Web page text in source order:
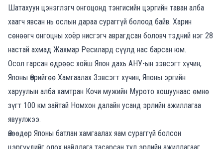
Шатахуун цэнэглэгч онгоцонд тэнгисийн цэргийн таван алба
хаагч явсан нь ослын дараа сураггүй болоод байв. Харин
сөнөөгч онгоцны хоёр нисгэгч аврагдсан боловч тэдний нэг 28
настай ахмад Жахмар Ресилард сүүлд нас барсан юм.
Осол гарсан өдрөөс хойш Япон дахь АНУ-ын зэвсэгт хүчин,
Японы Өөрийгөө Хамгаалах Зэвсэгт хүчин, Японы эргийн
харуулын алба хамтран Кочи мужийн Мурото хошуунаас өмнө
зүгт 100 км зайтай Номхон далайн усанд эрлийн ажиллагаа
явуулжээ.
Өнөөдөр Японы батлан хамгаалах яам сураггүй болсон